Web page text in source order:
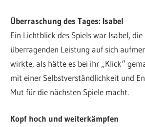
Überraschung des Tages: Isabel
Ein Lichtblick des Spiels war Isabel,
überragenden Leistung auf sich
wirkte, als hätte es bei ihr „Klick“
mit einer Selbstverständlichkeit und
Mut für die nächsten Spiele macht.
Kopf hoch und weiterkämpfen